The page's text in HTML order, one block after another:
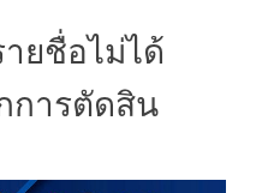
ยชื่อไม่ได้
การตัดสิน